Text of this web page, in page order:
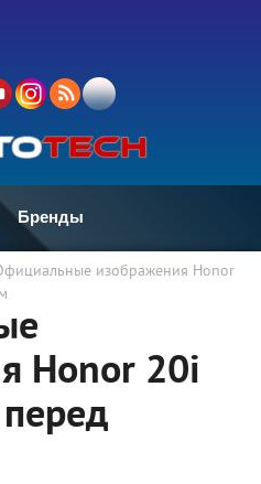
Бренды
изображения Honor
Honor 20i